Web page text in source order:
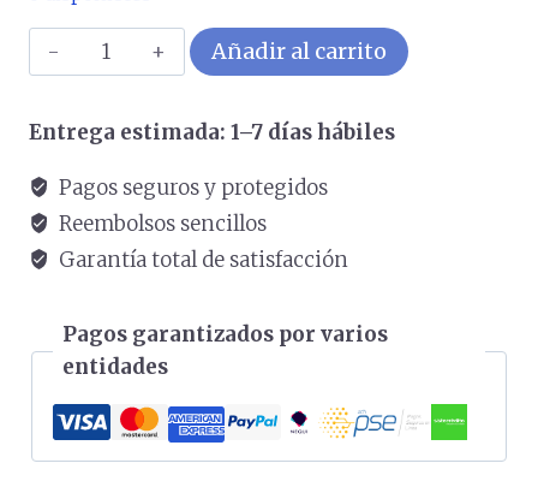
Cámara
de
tipo
ColorPro
de
visión
para
exteriores
de
4
MP
Añadir al carrito
Entrega estimada: 1–7 días hábiles
Pagos seguros y protegidos
Reembolsos sencillos
Garantía total de satisfacción
Pagos garantizados por varios
entidades